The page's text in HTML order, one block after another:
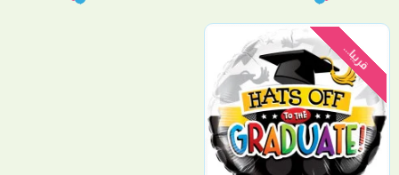
قريبا...